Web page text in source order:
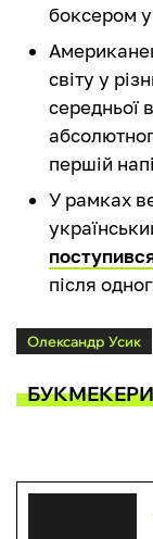
боксером у
світу у
середньої
першій
У рамках
після
Олександр Усик